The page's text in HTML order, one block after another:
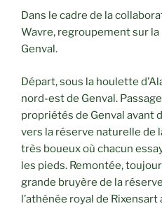
Dans le cadre de la
Wavre, regroupement sur
Genval.
Départ, sous la houlette
nord-est de Genval.
propriétés de Genval avant
vers la réserve naturelle de
très boueux où chacun
les pieds. Remontée,
grande bruyère de la
l’athénée royal de